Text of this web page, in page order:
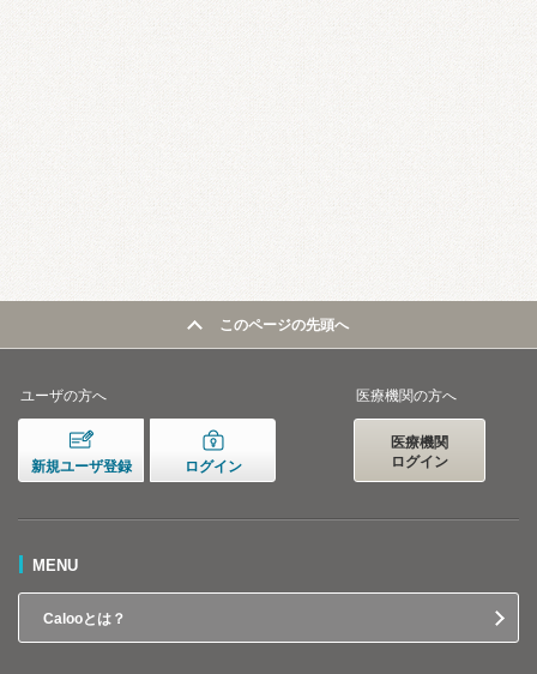
このページの先頭へ
ユーザの方へ
新規ユーザ登録 ログイン
医療機関の方へ
医療機関
ログイン
MENU
Calooとは？